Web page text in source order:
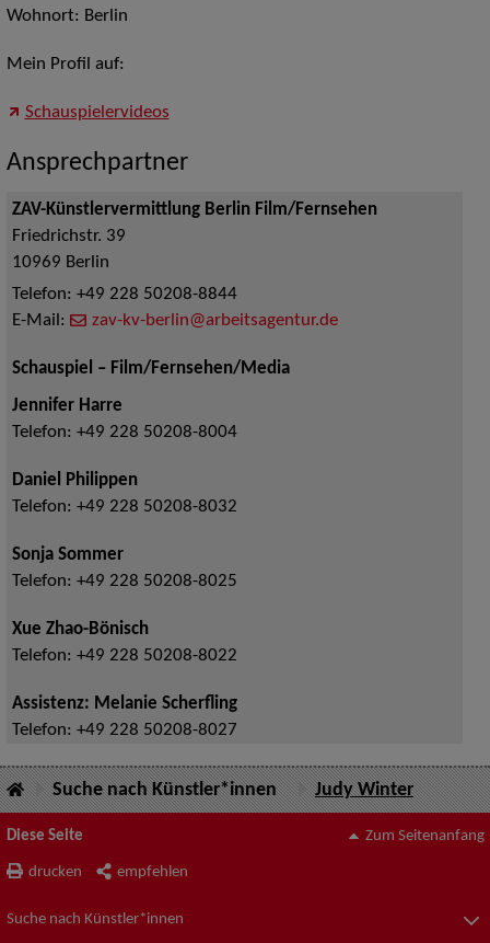
Wohnort: Berlin
Mein Profil auf:
Schauspielervideos
Ansprechpartner
ZAV-Künstlervermittlung Berlin Film/Fernsehen
Friedrichstr. 39
10969 Berlin
Telefon: +49 228 50208-8844
E-Mail:
zav-kv-berlin@arbeitsagentur.de
Schauspiel – Film/Fernsehen/Media
Jennifer Harre
Telefon: +49 228 50208-8004
Daniel Philippen
Telefon: +49 228 50208-8032
Sonja Sommer
Telefon: +49 228 50208-8025
Xue Zhao-Bönisch
Telefon: +49 228 50208-8022
Assistenz: Melanie Scherfling
Telefon: +49 228 50208-8027
Suche nach Künstler*innen Judy Winter
Diese Seite
drucken empfehlen
Zum Seitenanfang
Suche nach Künstler*innen